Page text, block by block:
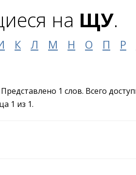
на ЩУ.
К Л М Н О П Р
Представлено 1 слов. Всего
1 из 1.